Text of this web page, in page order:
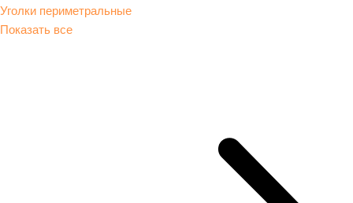
Уголки периметральные
Показать все